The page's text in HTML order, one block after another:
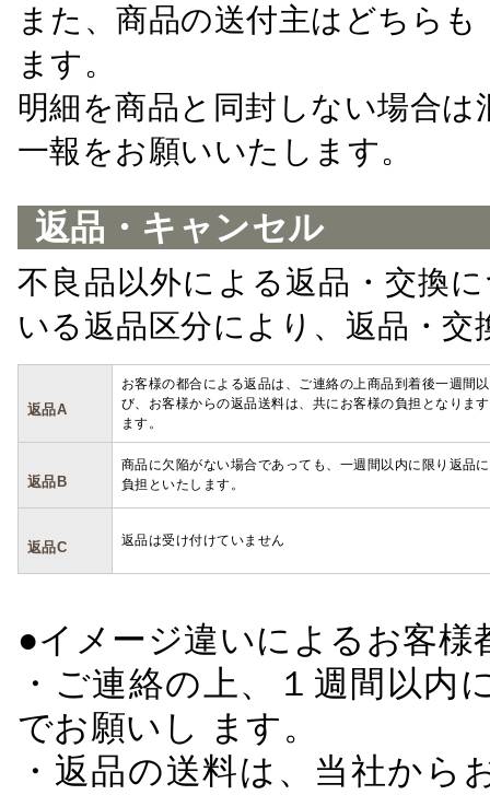
また、商品の送付主はどちら
ます。
明細を商品と同封しない場合
一報をお願いいたします。
返品・キャンセル
不良品以外による返品・交換
いる返品区分により、返品・
返品A
お客様の都合による返品は、ご連絡の上商品到着後一週間
び、お客様からの返品送料は、共にお客様の負担となりま
ます。
返品B
商品に欠陥がない場合であっても、一週間以内に限り返品
負担といたします。
返品C 返品は受け付けていません
●イメージ違いによるお客
・ご連絡の上、１週間以
でお願いし ます。
・返品の送料は、当社か